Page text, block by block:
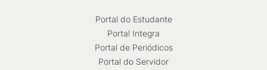
Portal do Estudante
Portal Integra
Portal de Periódicos
Portal do Servidor